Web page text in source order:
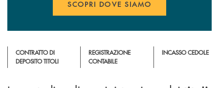
SCOPRI DOVE SIAMO
CONTRATTO DI
DEPOSITO TITOLI
REGISTRAZIONE
CONTABILE
INCASSO CEDOLE